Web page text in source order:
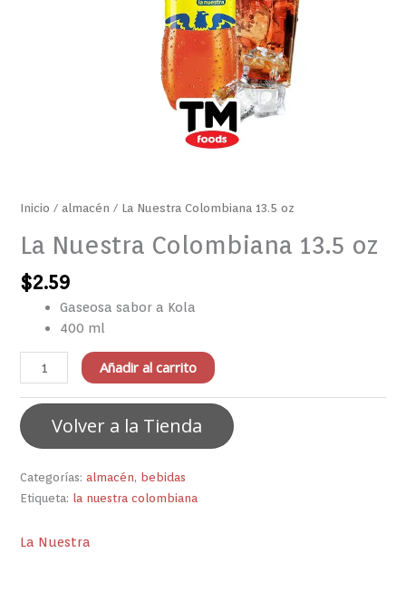
Inicio /almacén / La Nuestra Colombiana 13.5 oz
La Nuestra Colombiana 13.5 oz
$2.59
Gaseosa sabor a Kola
400 ml
Añadir al carrito
Volver a la Tienda
Categorías:almacén, bebidas
Etiqueta: la nuestra colombiana
La Nuestra